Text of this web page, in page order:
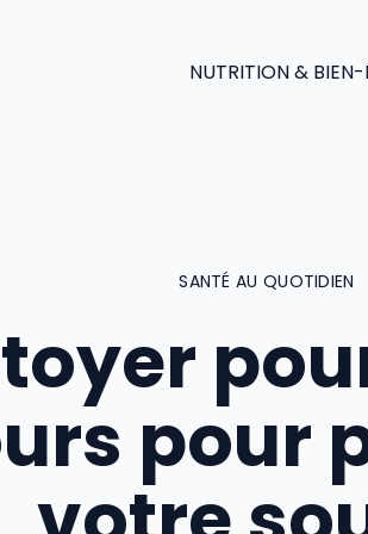
NUTRITION & BIEN-
SANTÉ AU QUOTIDIEN
pour